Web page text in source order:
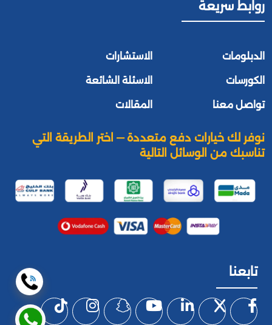
روابط سريعة
الدبلومات الاستشارات
الكورسات الاسئلة الشائعة
تواصل معنا المقالات
نوفر لك خيارات دفع متعددة — اختر الطريقة التي
تناسبك من الوسائل التالية
تابعنا